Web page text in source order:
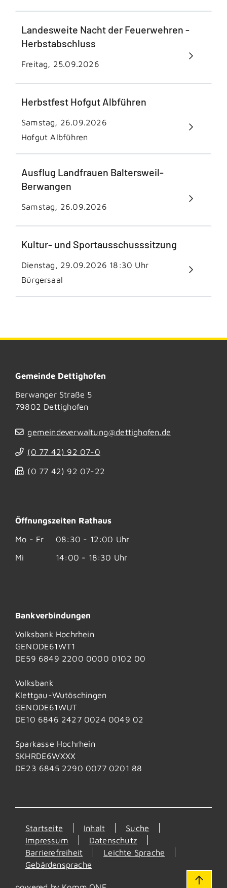
Landesweite Nacht der Feuerwehren -
Herbstabschluss
Freitag, 25.09.2026
Herbstfest Hofgut Albführen
Samstag, 26.09.2026
Hofgut Albführen
Ausflug Landfrauen Baltersweil-
Berwangen
Samstag, 26.09.2026
Kultur- und Sportausschusssitzung
Dienstag, 29.09.2026 18:30 Uhr
Bürgersaal
Gemeinde Dettighofen
Berwanger Straße 5
79802 Dettighofen
gemeindeverwaltung@dettighofen.de
(0 77 42) 92 07-0
(0 77 42) 92 07-22
Öffnungszeiten Rathaus
Mo - Fr
08:30 - 12:00 Uhr
Mi
14:00 - 18:30 Uhr
Bankverbindungen
Volksbank Hochrhein
GENODE61WT1
DE59 6849 2200 0000 0102 00
Volksbank
Klettgau-Wutöschingen
GENODE61WUT
DE10 6846 2427 0024 0049 02
Sparkasse Hochrhein
SKHRDE6WXXX
DE23 6845 2290 0077 0201 88
Startseite Inhalt
Suche
Impressum
Datenschutz
Barrierefreiheit
Leichte Sprache
Gebärdensprache